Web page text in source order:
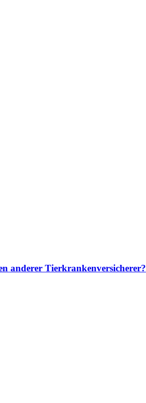
anderer Tierkrankenversicherer?